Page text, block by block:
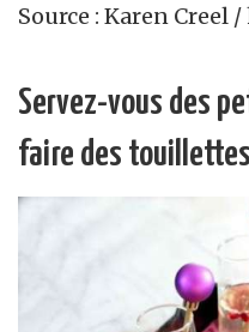
Source : Karen Creel
Servez-vous des
faire des touillettes